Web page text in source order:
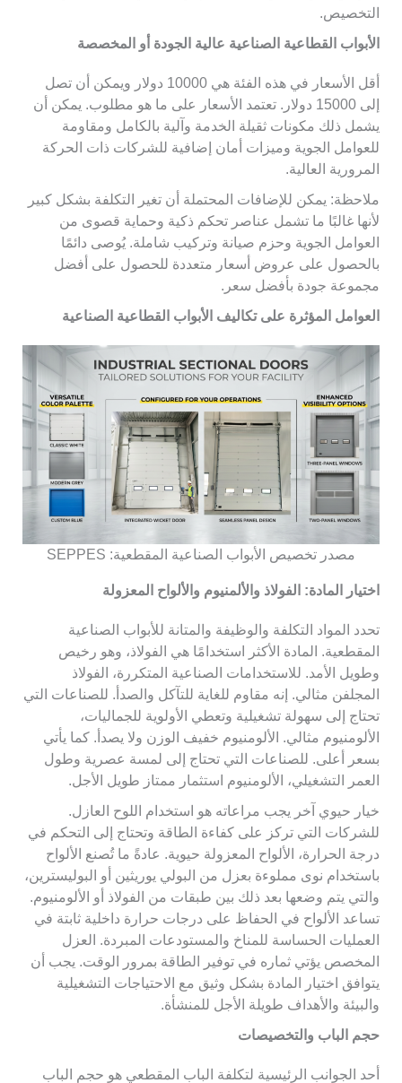
التخصيص.
الأبواب القطاعية الصناعية عالية الجودة أو المخصصة
أقل الأسعار في هذه الفئة هي 10000 دولار ويمكن أن تصل
إلى 15000 دولار. تعتمد الأسعار على ما هو مطلوب. يمكن أن
يشمل ذلك مكونات ثقيلة الخدمة وآلية بالكامل ومقاومة
للعوامل الجوية وميزات أمان إضافية للشركات ذات الحركة
المرورية العالية.
ملاحظة: يمكن للإضافات المحتملة أن تغير التكلفة بشكل كبير
لأنها غالبًا ما تشمل عناصر تحكم ذكية وحماية قصوى من
العوامل الجوية وحزم صيانة وتركيب شاملة. يُوصى دائمًا
بالحصول على عروض أسعار متعددة للحصول على أفضل
مجموعة جودة بأفضل سعر.
العوامل المؤثرة على تكاليف الأبواب القطاعية الصناعية
مصدر تخصيص الأبواب الصناعية المقطعية: SEPPES
اختيار المادة: الفولاذ والألمنيوم والألواح المعزولة
تحدد المواد التكلفة والوظيفة والمتانة للأبواب الصناعية
المقطعية. المادة الأكثر استخدامًا هي الفولاذ، وهو رخيص
وطويل الأمد. للاستخدامات الصناعية المتكررة، الفولاذ
المجلفن مثالي. إنه مقاوم للغاية للتآكل والصدأ. للصناعات التي
تحتاج إلى سهولة تشغيلية وتعطي الأولوية للجماليات،
الألومنيوم مثالي. الألومنيوم خفيف الوزن ولا يصدأ. كما يأتي
بسعر أعلى. للصناعات التي تحتاج إلى لمسة عصرية وطول
العمر التشغيلي، الألومنيوم استثمار ممتاز طويل الأجل.
خيار حيوي آخر يجب مراعاته هو استخدام اللوح العازل.
للشركات التي تركز على كفاءة الطاقة وتحتاج إلى التحكم في
درجة الحرارة، الألواح المعزولة حيوية. عادةً ما تُصنع الألواح
باستخدام نوى مملوءة بعزل من البولي يوريثين أو البوليسترين،
والتي يتم وضعها بعد ذلك بين طبقات من الفولاذ أو الألومنيوم.
تساعد الألواح في الحفاظ على درجات حرارة داخلية ثابتة في
العمليات الحساسة للمناخ والمستودعات المبردة. العزل
المخصص يؤتي ثماره في توفير الطاقة بمرور الوقت. يجب أن
يتوافق اختيار المادة بشكل وثيق مع الاحتياجات التشغيلية
والبيئة والأهداف طويلة الأجل للمنشأة.
حجم الباب والتخصيصات
أحد الجوانب الرئيسية لتكلفة الباب المقطعي هو حجم الباب